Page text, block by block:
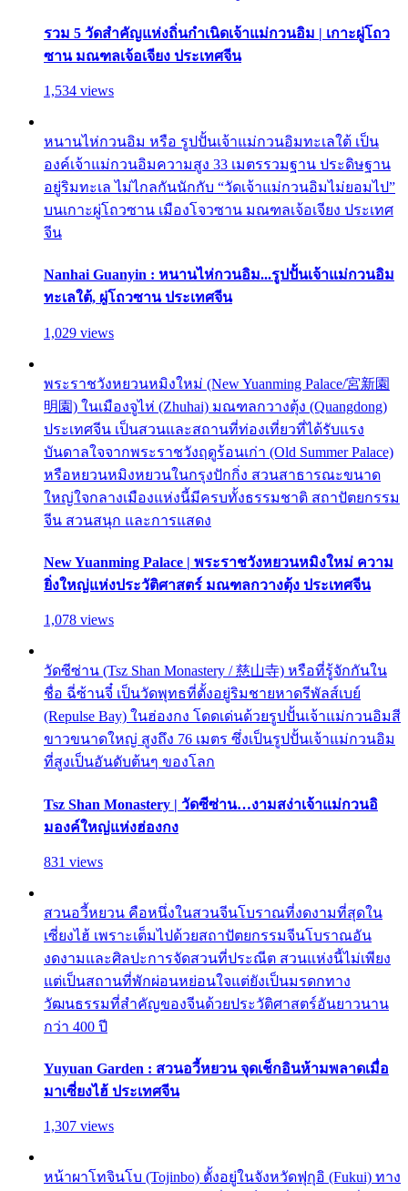
รวม 5 วัดสำคัญแห่งถิ่นกำเนิดเจ้าแม่กวนอิม | เกาะผู่โถว
ซาน มณฑลเจ้อเจียง ประเทศจีน
1,534 views
หนานไห่กวนอิม หรือ รูปปั้นเจ้าแม่กวนอิมทะเลใต้ เป็น
องค์เจ้าแม่กวนอิมความสูง 33 เมตรรวมฐาน ประดิษฐาน
อยู่ริมทะเล ไม่ไกลกันนักกับ “วัดเจ้าแม่กวนอิมไม่ยอมไป”
บนเกาะผู่โถวซาน เมืองโจวซาน มณฑลเจ้อเจียง ประเทศ
จีน
Nanhai Guanyin : หนานไห่กวนอิม...รูปปั้นเจ้าแม่กวนอิม
ทะเลใต้, ผู่โถวซาน ประเทศจีน
1,029 views
พระราชวังหยวนหมิงใหม่ (New Yuanming Palace/宮新園
明園) ในเมืองจูไห่ (Zhuhai) มณฑลกวางตุ้ง (Quangdong)
ประเทศจีน เป็นสวนและสถานที่ท่องเที่ยวที่ได้รับแรง
บันดาลใจจากพระราชวังฤดูร้อนเก่า (Old Summer Palace)
หรือหยวนหมิงหยวนในกรุงปักกิ่ง สวนสาธารณะขนาด
ใหญ่ใจกลางเมืองแห่งนี้มีครบทั้งธรรมชาติ สถาปัตยกรรม
จีน สวนสนุก และการแสดง
New Yuanming Palace | พระราชวังหยวนหมิงใหม่ ความ
ยิ่งใหญ่แห่งประวัติศาสตร์ มณฑลกวางตุ้ง ประเทศจีน
1,078 views
วัดซีซ่าน (Tsz Shan Monastery / 慈山寺) หรือที่รู้จักกันใน
ชื่อ ฉี่ซ้านจี๋ เป็นวัดพุทธที่ตั้งอยู่ริมชายหาดรีพัลส์เบย์
(Repulse Bay) ในฮ่องกง โดดเด่นด้วยรูปปั้นเจ้าแม่กวนอิมสี
ขาวขนาดใหญ่ สูงถึง 76 เมตร ซึ่งเป็นรูปปั้นเจ้าแม่กวนอิม
ที่สูงเป็นอันดับต้นๆ ของโลก
Tsz Shan Monastery | วัดซีซ่าน…งามสง่าเจ้าแม่กวนอิ
มองค์ใหญ่แห่งฮ่องกง
831 views
สวนอวี้หยวน คือหนึ่งในสวนจีนโบราณที่งดงามที่สุดใน
เซี่ยงไฮ้ เพราะเต็มไปด้วยสถาปัตยกรรมจีนโบราณอัน
งดงามและศิลปะการจัดสวนที่ประณีต สวนแห่งนี้ไม่เพียง
แต่เป็นสถานที่พักผ่อนหย่อนใจแต่ยังเป็นมรดกทาง
วัฒนธรรมที่สำคัญของจีนด้วยประวัติศาสตร์อันยาวนาน
กว่า 400 ปี
Yuyuan Garden : สวนอวี้หยวน จุดเช็กอินห้ามพลาดเมื่อ
มาเซี่ยงไฮ้ ประเทศจีน
1,307 views
หน้าผาโทจินโบ (Tojinbo) ตั้งอยู่ในจังหวัดฟุกุอิ (Fukui) ทาง